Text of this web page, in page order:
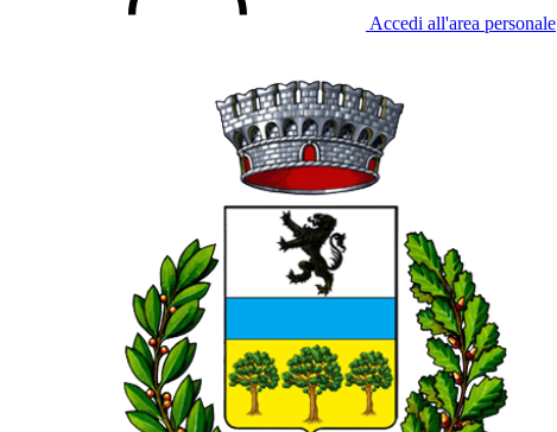
Accedi all'area personale